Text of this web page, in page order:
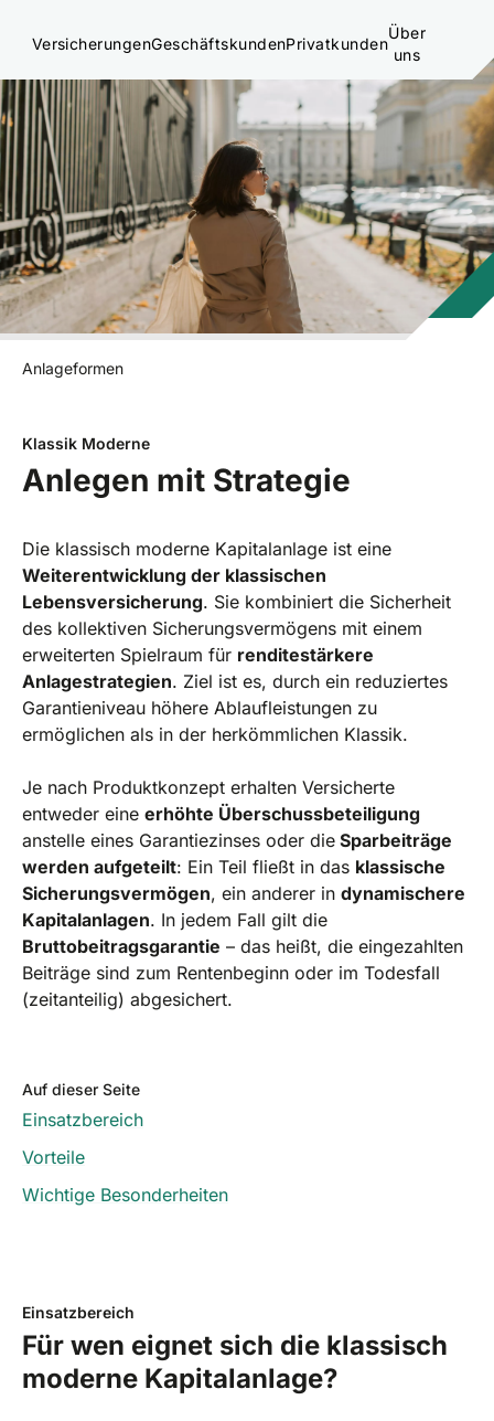
VersicherungenGeschäftskundenPrivatkunden
Über
uns
Anlageformen
Klassik Moderne
Anlegen mit Strategie
Die klassisch moderne Kapitalanlage ist eine
Weiterentwicklung der klassischen
Lebensversicherung. Sie kombiniert die Sicherheit
des kollektiven Sicherungsvermögens mit einem
erweiterten Spielraum für renditestärkere
Anlagestrategien. Ziel ist es, durch ein reduziertes
Garantieniveau höhere Ablaufleistungen zu
ermöglichen als in der herkömmlichen Klassik.
Je nach Produktkonzept erhalten Versicherte
entweder eine erhöhte Überschussbeteiligung
anstelle eines Garantiezinses oder die Sparbeiträge
werden aufgeteilt: Ein Teil fließt in das klassische
Sicherungsvermögen, ein anderer in dynamischere
Kapitalanlagen. In jedem Fall gilt die
Bruttobeitragsgarantie – das heißt, die eingezahlten
Beiträge sind zum Rentenbeginn oder im Todesfall
(zeitanteilig) abgesichert.
Auf dieser Seite
Einsatzbereich
Vorteile
Wichtige Besonderheiten
Einsatzbereich
Für wen eignet sich die klassisch
moderne Kapitalanlage?